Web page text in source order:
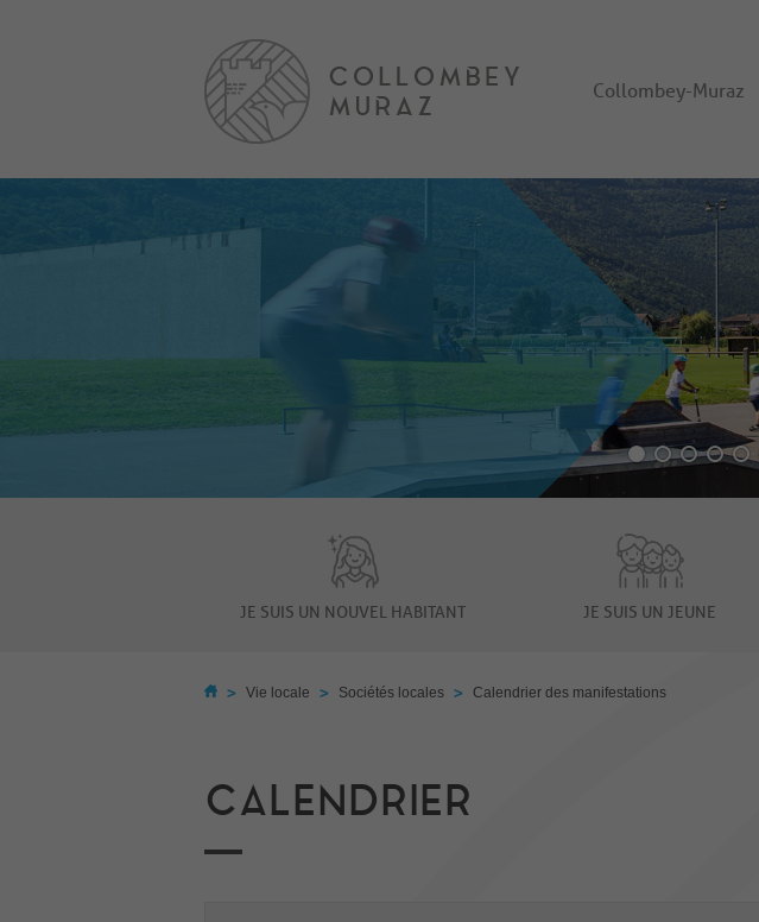
Collombey-Muraz
JE SUIS UN NOUVEL HABITANT JE SUIS UN JEUNE
> Vie locale > Sociétés locales > Calendrier des manifestations
CALENDRIER